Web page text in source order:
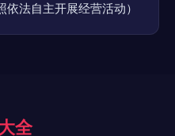
法自主开展经营活动）
全